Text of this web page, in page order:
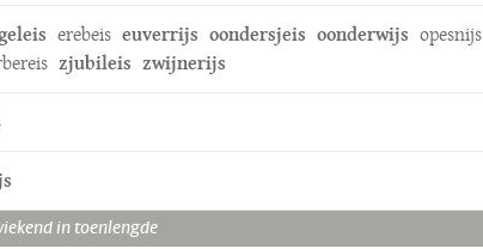
erebeis euverrijs oondersjeis oonderwijs opesnijs
zjubileis zwijnerijs
in toenlengde